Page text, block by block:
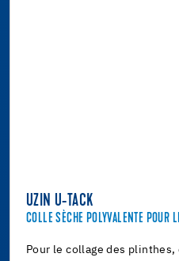
UZIN U-TACK
COLLE SÈCHE POLYVALENTE POUR
Pour le collage des